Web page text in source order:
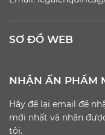
SƠ ĐỒ WEB
NHẬN ẤN PHẨM
Hãy để lại email để
mới nhất và nhận
tôi.